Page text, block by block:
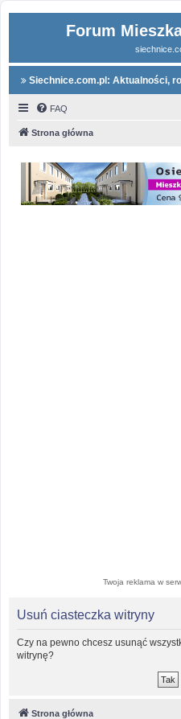
Forum
Siechnice.com.pl: Aktualności,
FAQ
Strona główna
Twoja reklama w
Usuń ciasteczka witryny
Czy na pewno chcesz usunąć
witrynę?
Strona główna